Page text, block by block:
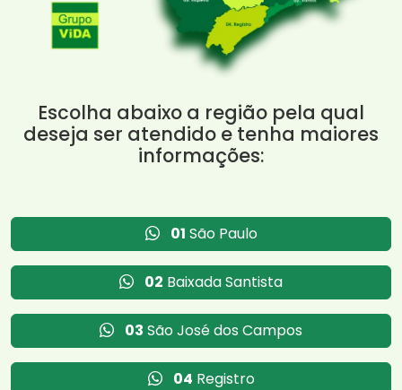
Escolha abaixo a região pela qual
deseja ser atendido e tenha maiores
informações:
01 São Paulo
02 Baixada Santista
03 São José dos Campos
04 Registro